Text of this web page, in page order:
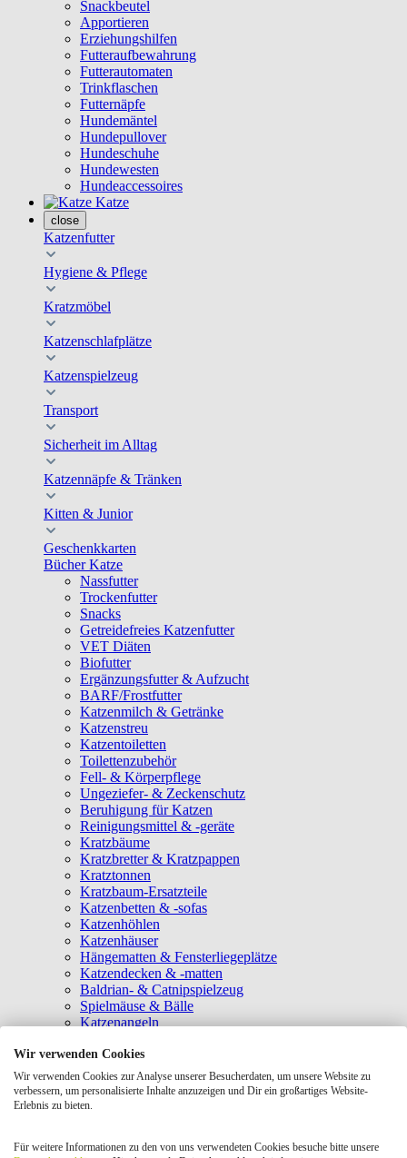
Snackbeutel
Apportieren
Erziehungshilfen
Futteraufbewahrung
Futterautomaten
Trinkflaschen
Futternäpfe
Hundemäntel
Hundepullover
Hundeschuhe
Hundewesten
Hundeaccessoires
Katze
close
Katzenfutter
Hygiene & Pflege
Kratzmöbel
Katzenschlafplätze
Katzenspielzeug
Transport
Sicherheit im Alltag
Katzennäpfe & Tränken
Kitten & Junior
Geschenkkarten
Bücher Katze
Nassfutter
Trockenfutter
Snacks
Getreidefreies Katzenfutter
VET Diäten
Biofutter
Ergänzungsfutter & Aufzucht
BARF/Frostfutter
Katzenmilch & Getränke
Katzenstreu
Katzentoiletten
Toilettenzubehör
Fell- & Körperpflege
Ungeziefer- & Zeckenschutz
Beruhigung für Katzen
Reinigungsmittel & -geräte
Kratzbäume
Kratzbretter & Kratzpappen
Kratztonnen
Kratzbaum-Ersatzteile
Katzenbetten & -sofas
Katzenhöhlen
Katzenhäuser
Hängematten & Fensterliegeplätze
Katzendecken & -matten
Baldrian- & Catnipspielzeug
Spielmäuse & Bälle
Katzenangeln
Laserpointer & Elektrospielzeug
Katzentunnel
Clicker & Target Sticks für Katzen
Weiteres Katzenspielzeug
Tragetaschen
Wir verwenden Cookies
Wir verwenden Cookies zur Analyse unserer Besucherdaten, um unsere Website zu
verbessern, um personalisierte Inhalte anzuzeigen und Dir ein großartiges Website-
Erlebnis zu bieten.
Für weitere Informationen zu den von uns verwendeten Cookies besuche bitte unsere